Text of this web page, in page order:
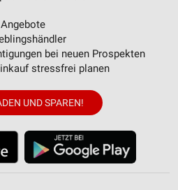
bei neuen Prospekten
stressfrei planen
UND SPAREN!
zur Auswahl
von Inhalten
durch Statistiken oder
aus verschiedenen